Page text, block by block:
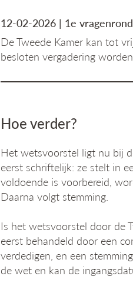
12-02-2026 | 1e
De Tweede Kamer kan tot
besloten vergadering
Hoe verder?
Het wetsvoorstel ligt nu bij
eerst schriftelijk: ze stelt in
voldoende is voorbereid,
Daarna volgt stemming.
Is het wetsvoorstel door de
eerst behandeld door een
verdedigen, en een
de wet en kan de